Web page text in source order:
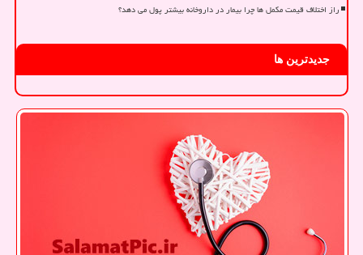
راز اختلاف قیمت مکمل ها چرا بیمار در داروخانه بیشتر پول می دهد؟
جدیدترین ها